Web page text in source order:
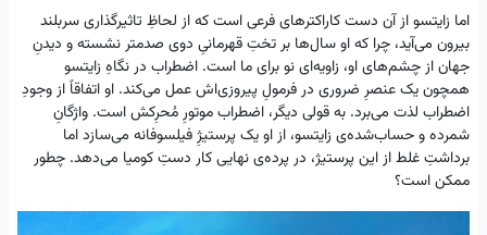
اما زایتسو از آن دست کاراکترهای فرعی است که از لحاظِ تاثیرگذاری سربلند
بیرون می‌آید، چرا که او سال‌ها بر تختِ قهرمانیِ دوی صدمتر نشسته و دیدنِ
جهان از چشم‌های او، زاویه‌ای نو برای ما است. اضطراب در نگاهِ زایتسو
همچون یک عنصرِ ضروری در فرمولِ پیروزی‌اش عمل می‌کند. او اتفاقاً از وجودِ
اضطراب لذت می‌برد. به قولی دیگر، اضطراب موتورِ مُحرِکش است. واژگانِ
شمرده و حساب‌شده‌ی زایتسو، از او یک پرستیژِ فیلسوفانه می‌سازد اما
برداشتِ غلط از این پرستیژ، در پرده‌ی نهایی کار دستِ کومیا می‌دهد. چطور
ممکن است؟